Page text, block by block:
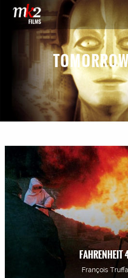
FAHRENHEIT
François